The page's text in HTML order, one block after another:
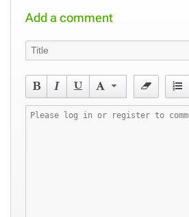
Add a comment